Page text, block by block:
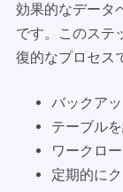
効果的なデータ
です。このステ
復的なプロセス
バックア
テーブル
ワークロ
定期的に